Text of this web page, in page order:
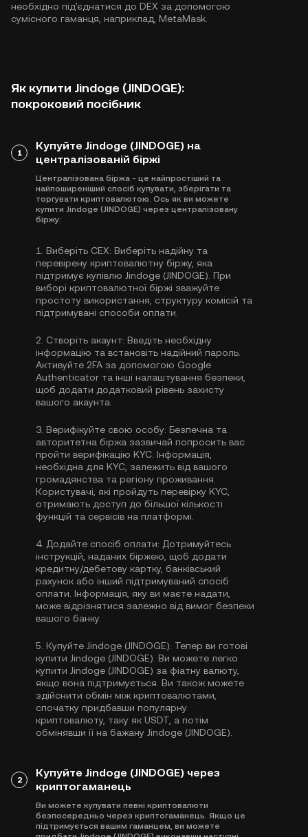
необхідно під'єднатися до DEX за допомогою
сумісного гаманця, наприклад, MetaMask.
Як купити Jindoge (JINDOGE):
покроковий посібник
1
Купуйте Jindoge (JINDOGE) на
централізованій біржі
Централізована біржа - це найпростіший та
найпоширеніший спосіб купувати, зберігати та
торгувати криптовалютою. Ось як ви можете
купити Jindoge (JINDOGE) через централізовану
біржу:
1. Виберіть CEX: Виберіть надійну та
перевірену криптовалютну біржу, яка
підтримує купівлю Jindoge (JINDOGE). При
виборі криптовалютної біржі зважуйте
простоту використання, структуру комісій та
підтримувані способи оплати.
2. Створіть акаунт: Введіть необхідну
інформацію та встановіть надійний пароль.
Активуйте 2FA за допомогою Google
Authenticator та інші налаштування безпеки,
щоб додати додатковий рівень захисту
вашого акаунта.
3. Верифікуйте свою особу: Безпечна та
авторитетна біржа зазвичай попросить вас
пройти верифікацію KYC . Інформація,
необхідна для KYC, залежить від вашого
громадянства та регіону проживання.
Користувачі, які пройдуть перевірку KYC,
отримають доступ до більшої кількості
функцій та сервісів на платформі.
4. Додайте спосіб оплати: Дотримуйтесь
інструкцій, наданих біржею, щоб додати
кредитну/дебетову картку, банківський
рахунок або інший підтримуваний спосіб
оплати. Інформація, яку ви маєте надати,
може відрізнятися залежно від вимог безпеки
вашого банку.
5. Купуйте Jindoge (JINDOGE): Тепер ви готові
купити Jindoge (JINDOGE). Ви можете легко
купити Jindoge (JINDOGE) за фіатну валюту,
якщо вона підтримується. Ви також можете
здійснити обмін між криптовалютами,
спочатку придбавши популярну
криптовалюту, таку як USDT , а потім
обмінявши її на бажану Jindoge (JINDOGE).
2
Купуйте Jindoge (JINDOGE) через
криптогаманець
Ви можете купувати певні криптовалюти
безпосередньо через криптогаманець. Якщо це
підтримується вашим гаманцем, ви можете